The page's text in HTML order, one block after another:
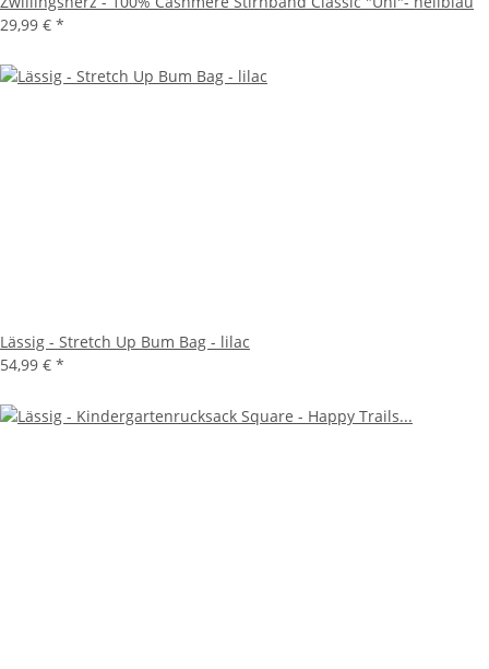
29,99 € *
Lässig - Stretch Up Bum Bag - lilac
54,99 € *